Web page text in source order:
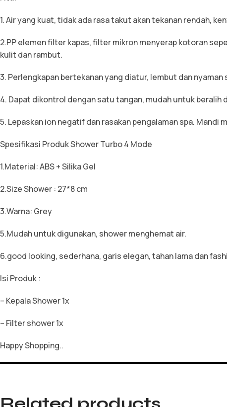
1. Air yang kuat, tidak ada rasa takut akan tekanan rendah,
2.PP elemen filter kapas, filter mikron menyerap kotoran
kulit dan rambut.
3. Perlengkapan bertekanan yang diatur, lembut dan
4. Dapat dikontrol dengan satu tangan, mudah untuk
5. Lepaskan ion negatif dan rasakan pengalaman spa.
Spesifikasi Produk Shower Turbo 4 Mode
1.Material: ABS + Silika Gel
2.Size Shower : 27*8 cm
3.Warna: Grey
5.Mudah untuk digunakan, shower menghemat air.
6.good looking, sederhana, garis elegan, tahan lama dan
Isi Produk :
– Kepala Shower 1x
– Filter shower 1x
Happy Shopping..